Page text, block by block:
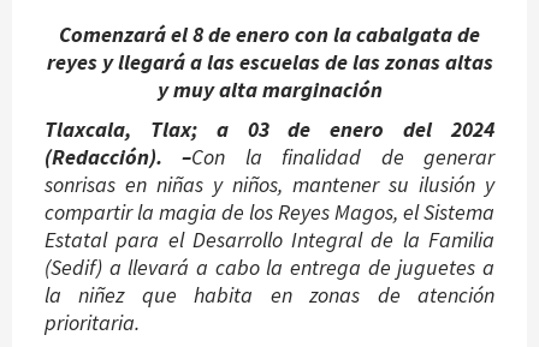
Comenzará el 8 de enero con la cabalgata de
reyes y llegará a las escuelas de las zonas altas
y muy alta marginación
Tlaxcala, Tlax; a 03 de enero del 2024
(Redacción). –Con la finalidad de generar
sonrisas en niñas y niños, mantener su ilusión y
compartir la magia de los Reyes Magos, el Sistema
Estatal para el Desarrollo Integral de la Familia
(Sedif) a llevará a cabo la entrega de juguetes a
la niñez que habita en zonas de atención
prioritaria.